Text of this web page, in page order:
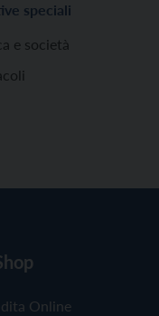
speciali
e società
Online